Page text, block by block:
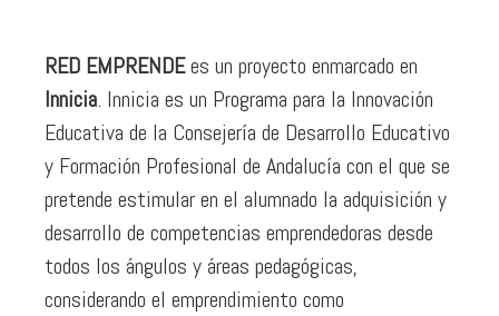
RED EMPRENDEes un proyecto enmarcado en
Innicia. Innicia es un Programa para la Innovación
Educativa de la Consejería de Desarrollo Educativo
y Formación Profesional de Andalucía con el que se
pretende estimular en el alumnado la adquisición y
desarrollo de competencias emprendedoras desde
todos los ángulos y áreas pedagógicas,
considerando el emprendimiento como